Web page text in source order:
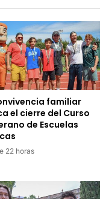
familiar
el cierre del Curso
de Escuelas
22 horas